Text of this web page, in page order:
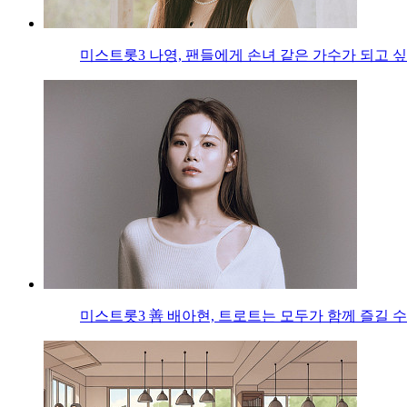
미스트롯3 나영, 팬들에게 손녀 같은 가수가 되고
미스트롯3 善 배아현, 트로트는 모두가 함께 즐길